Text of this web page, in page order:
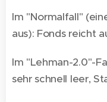
Im "Normalfall"
aus): Fonds reicht
Im "Lehman-2.0"-
sehr schnell leer,